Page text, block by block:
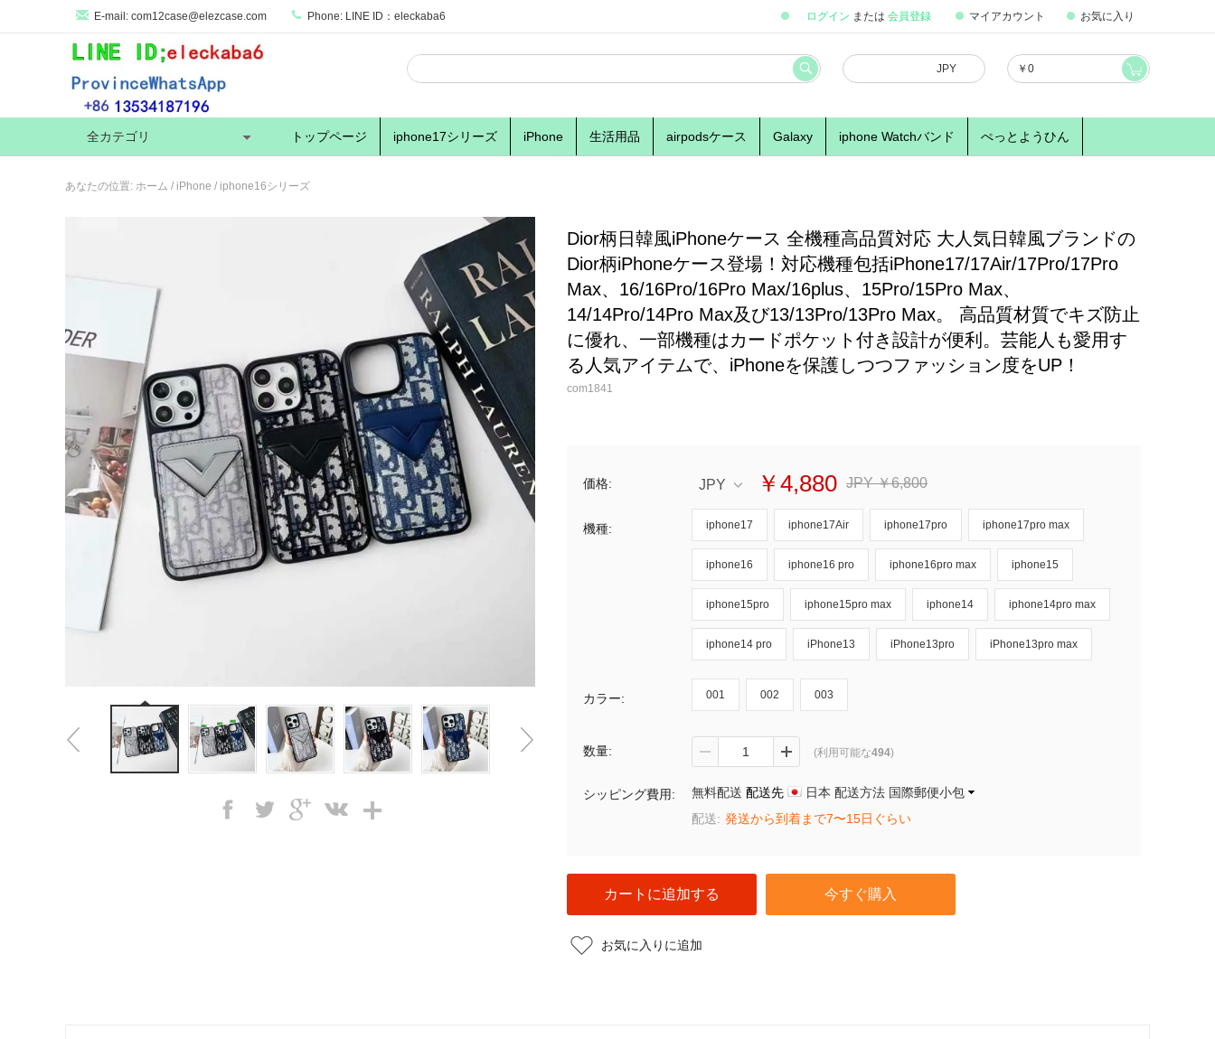
E-mail: com12case@elezcase.com Phone: LINE ID：eleckaba6 ログイン または 会員登録 マイアカウント お気に入り
￥ 0
JPY
全カテゴリ トップページ iphone17シリーズ iPhone 生活用品 airpodsケース Galaxy iphone Watchバンド ぺっとようひん
あなたの位置: ホーム / iPhone / iphone16シリーズ
Dior柄日韓風iPhoneケース 全機種高品質対応 大人気日韓風ブランドの
Dior柄iPhoneケース登場！対応機種包括iPhone17/17Air/17Pro/17Pro
Max、16/16Pro/16Pro Max/16plus、15Pro/15Pro Max、
14/14Pro/14Pro Max及び13/13Pro/13Pro Max。 高品質材質でキズ防止
に優れ、一部機種はカードポケット付き設計が便利。芸能人も愛用す
る人気アイテムで、iPhoneを保護しつつファッション度をUP！
com1841
価格: JPY ￥4,880 JPY ￥6,800
機種: iphone17 iphone17Air iphone17pro iphone17pro max
iphone16 iphone16 pro iphone16pro max iphone15
iphone15pro iphone15pro max iphone14 iphone14pro max
iphone14 pro iPhone13 iPhone13pro iPhone13pro max
カラー: 001 002 003
数量: (利用可能な494)
シッピング費用: 無料配送 配送先
日本 配送方法 国際郵便小包
配送: 発送から到着まで7〜15日ぐらい
お気に入りに追加